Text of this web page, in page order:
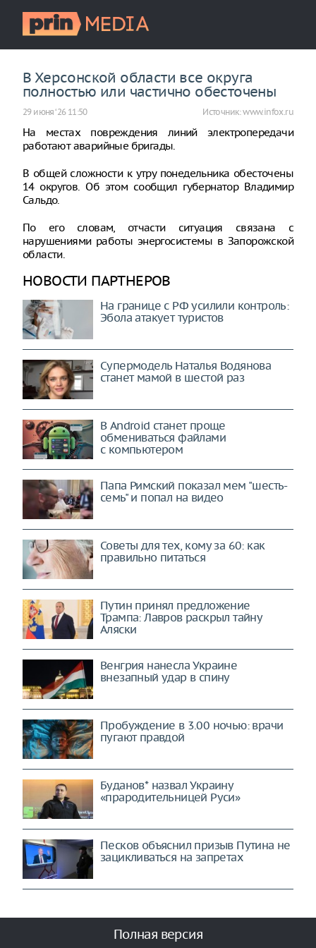
В Херсонской области все округа
полностью или частично обесточены
29 июня ‘26 11:50 Источник:www.infox.ru
На местах повреждения линий электропередачи
работают аварийные бригады.
В общей сложности к утру понедельника обесточены
14 округов. Об этом сообщил губернатор Владимир
Сальдо.
По его словам, отчасти ситуация связана с
нарушениями работы энергосистемы в Запорожской
области.
НОВОСТИ ПАРТНЕРОВ
На границе с РФ усилили контроль:
Эбола атакует туристов
Супермодель Наталья Водянова
станет мамой в шестой раз
В Android станет проще
обмениваться файлами
с компьютером
Папа Римский показал мем "шесть-
семь" и попал на видео
Советы для тех, кому за 60: как
правильно питаться
Путин принял предложение
Трампа: Лавров раскрыл тайну
Аляски
Венгрия нанесла Украине
внезапный удар в спину
Пробуждение в 3.00 ночью: врачи
пугают правдой
Буданов* назвал Украину
«прародительницей Руси»
Песков объяснил призыв Путина не
зацикливаться на запретах
Полная версия